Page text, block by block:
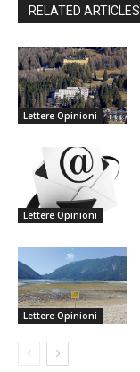
RELATED ARTICLES
Lettere Opinioni
Lettere Opinioni
Lettere Opinioni